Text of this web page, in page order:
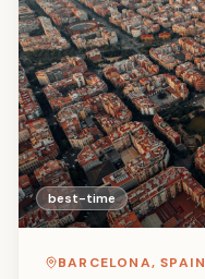
best-time
BARCELONA,SPAIN